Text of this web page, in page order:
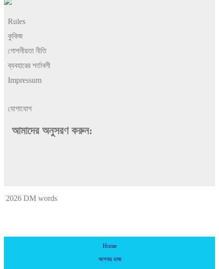
Rules
কুকিজ
গোপনীয়তা নীতি
ব্যবহারের শর্তাবলী
Impressum
যোগাযোগ
আমাদের অনুসরণ করুন:
2026 DM words
Home
আপনার ভাষা